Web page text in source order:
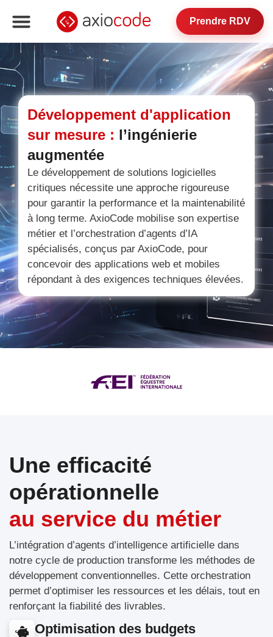
Prendre RDV
Développement d'application
sur mesure : l’ingénierie
augmentée
Le développement de solutions logicielles
critiques nécessite une approche rigoureuse
pour garantir la performance et la maintenabilité
à long terme. AxioCode mobilise son expertise
métier et l’orchestration d’agents d’IA
spécialisés, conçus par AxioCode, pour
concevoir des applications web et mobiles
répondant à des exigences techniques élevées.
Une efficacité
opérationnelle
au service du métier
L’intégration d’agents d’intelligence artificielle dans
notre cycle de production transforme les méthodes de
développement conventionnelles. Cette orchestration
permet d’optimiser les ressources et les délais, tout en
renforçant la fiabilité des livrables.
Optimisation des budgets